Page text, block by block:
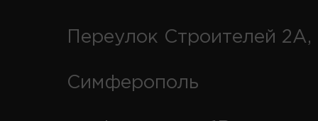
Переулок Строителей 2А,
Симферополь